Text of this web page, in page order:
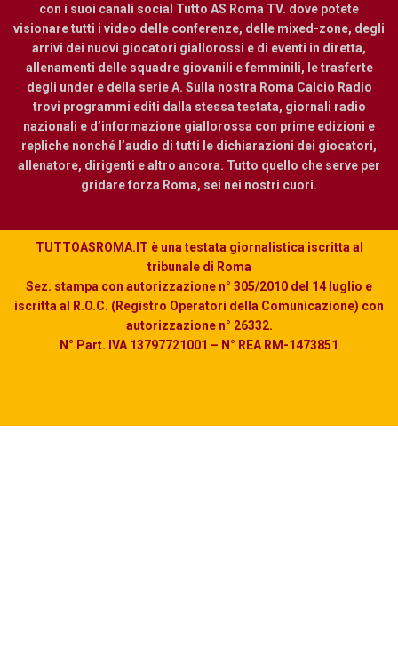
con i suoi canali social Tutto AS Roma TV. dove potete
visionare tutti i video delle conferenze, delle mixed-zone, degli
arrivi dei nuovi giocatori giallorossi e di eventi in diretta,
allenamenti delle squadre giovanili e femminili, le trasferte
degli under e della serie A. Sulla nostra Roma Calcio Radio
trovi programmi editi dalla stessa testata, giornali radio
nazionali e d’informazione giallorossa con prime edizioni e
repliche nonché l’audio di tutti le dichiarazioni dei giocatori,
allenatore, dirigenti e altro ancora. Tutto quello che serve per
gridare forza Roma, sei nei nostri cuori.
TUTTOASROMA.IT è una testata giornalistica iscritta al
tribunale di Roma
Sez. stampa con autorizzazione n° 305/2010 del 14 luglio e
iscritta al R.O.C. (Registro Operatori della Comunicazione) con
autorizzazione n° 26332.
N° Part. IVA 13797721001 – N° REA RM-1473851